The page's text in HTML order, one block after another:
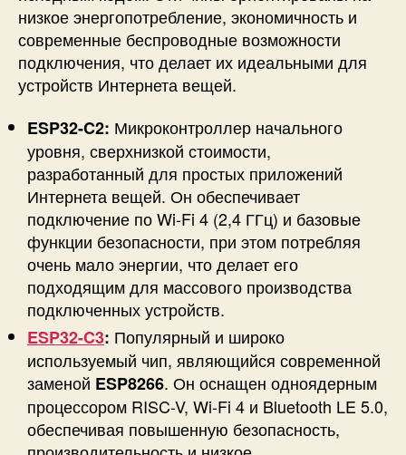
низкое энергопотребление, экономичность и
современные беспроводные возможности
подключения, что делает их идеальными для
устройств Интернета вещей.
ESP32-C2: Микроконтроллер начального
уровня, сверхнизкой стоимости,
разработанный для простых приложений
Интернета вещей. Он обеспечивает
подключение по Wi-Fi 4 (2,4 ГГц) и базовые
функции безопасности, при этом потребляя
очень мало энергии, что делает его
подходящим для массового производства
подключенных устройств.
ESP32-C3: Популярный и широко
используемый чип, являющийся современной
заменой ESP8266. Он оснащен одноядерным
процессором RISC-V, Wi-Fi 4 и Bluetooth LE 5.0,
обеспечивая повышенную безопасность,